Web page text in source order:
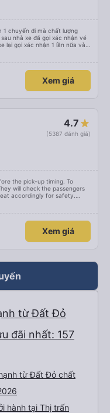
1 chuyến đi mà chất lượng
nhà xe đã gọi xác nhận vé
lại gọi xác nhận 1 lần nữa và
xe sạch sẽ và bác tài chạy
Xem giá
4.7
(5387 đánh giá)
the pick-up timing. To
will check the passengers
accordingly for safety.
port and LCD screen is
available. You can choose the
The driver is very good
can speak english and is
sạc và màn hình LCD
sau 3 chỗ rất thoải mái và có
và rất thân thiện. Tôi sẽ
để có chuyến đi an
Xem giá
từ Đất Đỏ
đãi nhất: 157
từ Đất Đỏ chất
hành tại Thị trấn